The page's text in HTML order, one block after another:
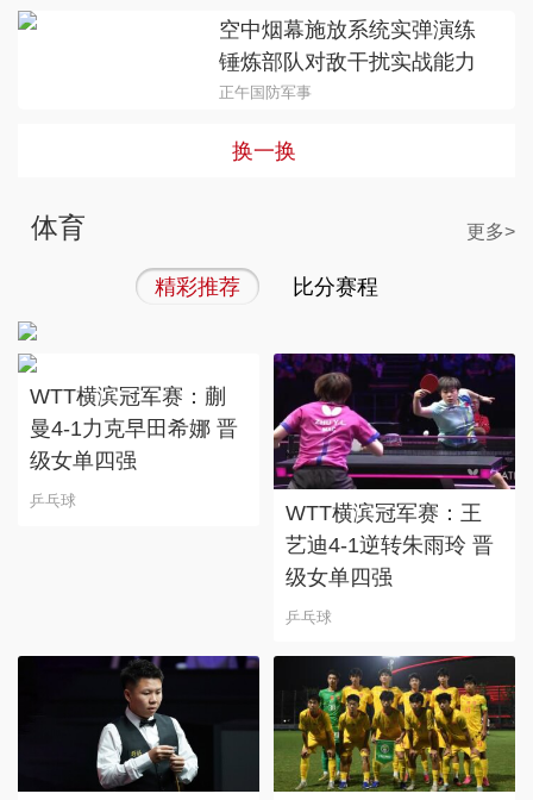
空中烟幕施放系统实弹演练
锤炼部队对敌干扰实战能力
正午国防军事
换一换
体育 更多>
精彩推荐 比分赛程
WTT横滨冠军赛：陈幸同
4-0大藤沙月 晋级女单四
WTT横滨冠军赛：蒯
曼4-1力克早田希娜 晋
级女单四强
乒乓球
WTT横滨冠军赛：王
艺迪4-1逆转朱雨玲 晋
级女单四强
乒乓球